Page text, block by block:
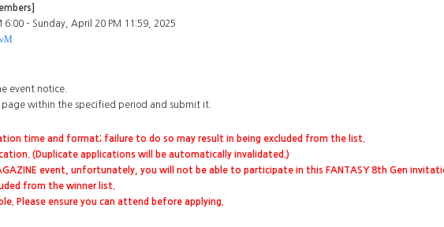
– Sunday, April 20 PM 11:59, 2025
event notice.
within the specified period and submit it.
time and format; failure to do so may result in being excluded from the list.
(Duplicate applications will be automatically invalidated.)
event, unfortunately, you will not be able to participate in this FANTASY 8th Gen
from the winner list.
Please ensure you can attend before applying.